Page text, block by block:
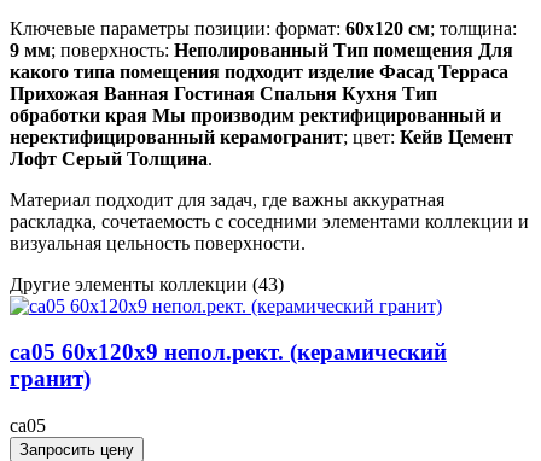
Ключевые параметры позиции: формат: 60x120 см; толщина:
9 мм; поверхность: Неполированный Тип помещения Для
какого типа помещения подходит изделие Фасад Терраса
Прихожая Ванная Гостиная Спальня Кухня Тип
обработки края Мы производим ректифицированный и
неректифицированный керамогранит; цвет: Кейв Цемент
Лофт Серый Толщина.
Материал подходит для задач, где важны аккуратная
раскладка, сочетаемость с соседними элементами коллекции и
визуальная цельность поверхности.
Другие элементы коллекции (43)
ca05 60x120x9 непол.рект. (керамический
гранит)
ca05
Запросить цену